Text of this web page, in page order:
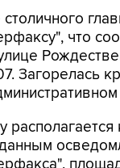
что
Загорелась
располагается